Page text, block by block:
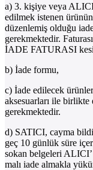
a) 3. kişiye veya
edilmek istenen
düzenlemiş olduğu
gerekmektedir.
İADE FATURASI
b) İade formu,
c) İade edilecek
aksesuarları ile birlikte
gerekmektedir.
d) SATICI, cayma
geç 10 günlük süre
sokan belgeleri
malı iade almakla